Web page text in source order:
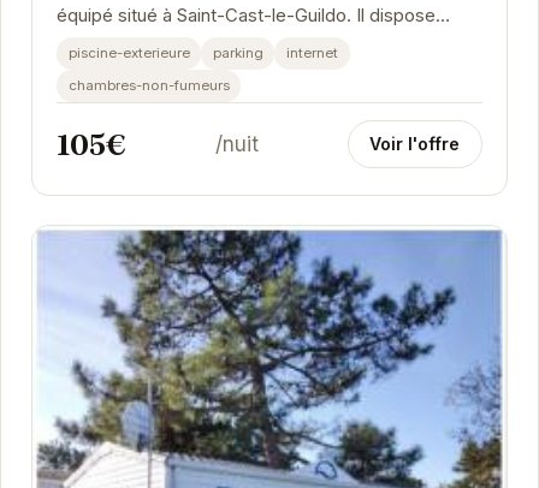
équipé situé à Saint-Cast-le-Guildo. Il dispose
d'une piscine extérieure partagée, d'un...
piscine-exterieure parking
internet
chambres-non-fumeurs
105€ /nuit Voir l'offre